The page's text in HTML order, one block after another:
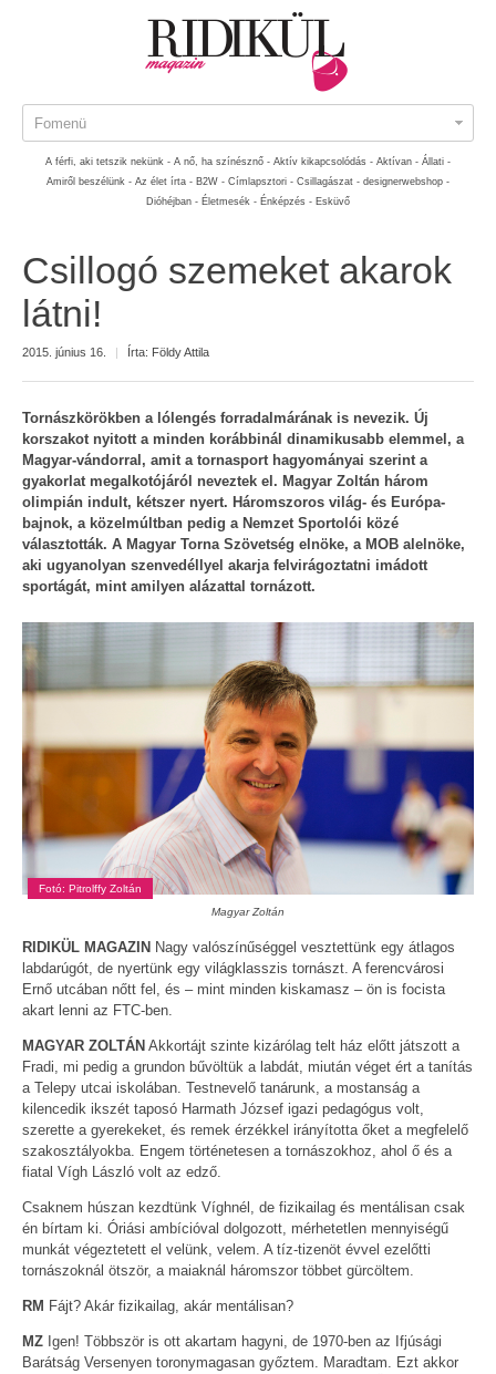
Fomenü
A férfi, aki tetszik nekünk - A nő, ha színésznő - Aktív kikapcsolódás - Aktívan - Állati -
Amiről beszélünk - Az élet írta - B2W - Címlapsztori - Csillagászat - designerwebshop -
Dióhéjban - Életmesék - Énképzés - Esküvő
Csillogó szemeket akarok
látni!
2015. június 16. | Írta: Földy Attila
Tornászkörökben a lólengés forradalmárának is nevezik. Új
korszakot nyitott a minden korábbinál dinamikusabb elemmel, a
Magyar-vándorral, amit a tornasport hagyományai szerint a
gyakorlat megalkotójáról neveztek el. Magyar Zoltán három
olimpián indult, kétszer nyert. Háromszoros világ- és Európa-
bajnok, a közelmúltban pedig a Nemzet Sportolói közé
választották. A Magyar Torna Szövetség elnöke, a MOB alelnöke,
aki ugyanolyan szenvedéllyel akarja felvirágoztatni imádott
sportágát, mint amilyen alázattal tornázott.
Magyar Zoltán
Fotó: Pitrolffy Zoltán
RIDIKÜL MAGAZIN Nagy valószínűséggel vesztettünk egy átlagos
labdarúgót, de nyertünk egy világklasszis tornászt. A ferencvárosi
Ernő utcában nőtt fel, és – mint minden kiskamasz – ön is focista
akart lenni az FTC-ben.
MAGYAR ZOLTÁN Akkortájt szinte kizárólag telt ház előtt játszott a
Fradi, mi pedig a grundon bűvöltük a labdát, miután véget ért a tanítás
a Telepy utcai iskolában. Testnevelő tanárunk, a mostanság a
kilencedik ikszét taposó Harmath József igazi pedagógus volt,
szerette a gyerekeket, és remek érzékkel irányította őket a megfelelő
szakosztályokba. Engem történetesen a tornászokhoz, ahol ő és a
fiatal Vígh László volt az edző.
Csaknem húszan kezdtünk Víghnél, de fizikailag és mentálisan csak
én bírtam ki. Óriási ambícióval dolgozott, mérhetetlen mennyiségű
munkát végeztetett el velünk, velem. A tíz-tizenöt évvel ezelőtti
tornászoknál ötször, a maiaknál háromszor többet gürcöltem.
RM Fájt? Akár fizikailag, akár mentálisan?
MZ Igen! Többször is ott akartam hagyni, de 1970-ben az Ifjúsági
Barátság Versenyen toronymagasan győztem. Maradtam. Ezt akkor